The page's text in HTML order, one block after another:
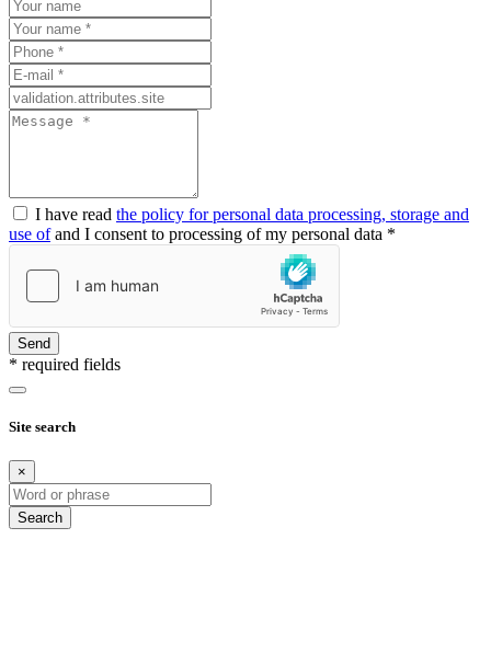
I have read the policy for personal data processing, storage and
use ofand I consent to processing of my personal data *
Send
* required fields
Site search
×
Search